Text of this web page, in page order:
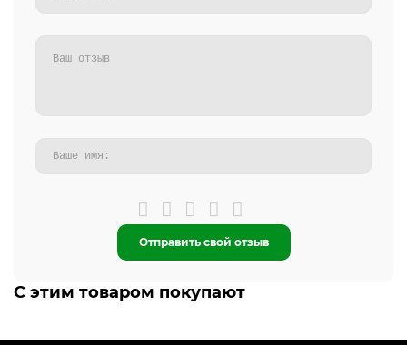
Отправить свой отзыв
С этим товаром покупают